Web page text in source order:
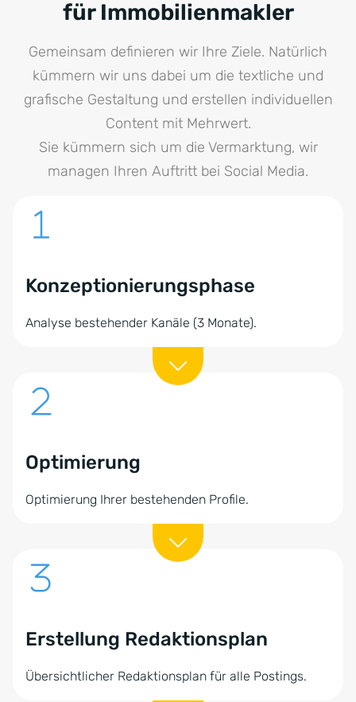
für Immobilienmakler
Gemeinsam definieren wir Ihre Ziele. Natürlich
kümmern wir uns dabei um die textliche und
grafische Gestaltung und erstellen individuellen
Content mit Mehrwert.
Sie kümmern sich um die Vermarktung, wir
managen Ihren Auftritt bei Social Media.
Konzeptionierungsphase
Analyse bestehender Kanäle (3 Monate).
Optimierung
Optimierung Ihrer bestehenden Profile.
Erstellung Redaktionsplan
Übersichtlicher Redaktionsplan für alle Postings.